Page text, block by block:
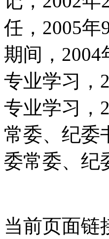
任，2005年
期间，2004
专业学习，
专业学习，
常委、纪委
委常委、纪
当前页面链